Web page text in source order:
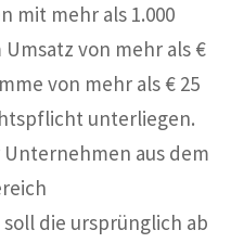
mit mehr als 1.000
von mehr als €
von mehr als € 25
unterliegen.
Unternehmen aus dem
die ursprünglich ab